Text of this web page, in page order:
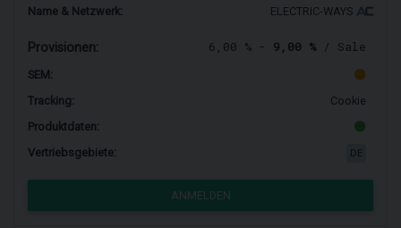
Name & Netzwerk: ELECTRIC-WAYS
Provisionen: 6,00 % - 9,00 % / Sale
SEM:
Tracking:
Cookie
Produktdaten:
Vertriebsgebiete:
ANMELDEN